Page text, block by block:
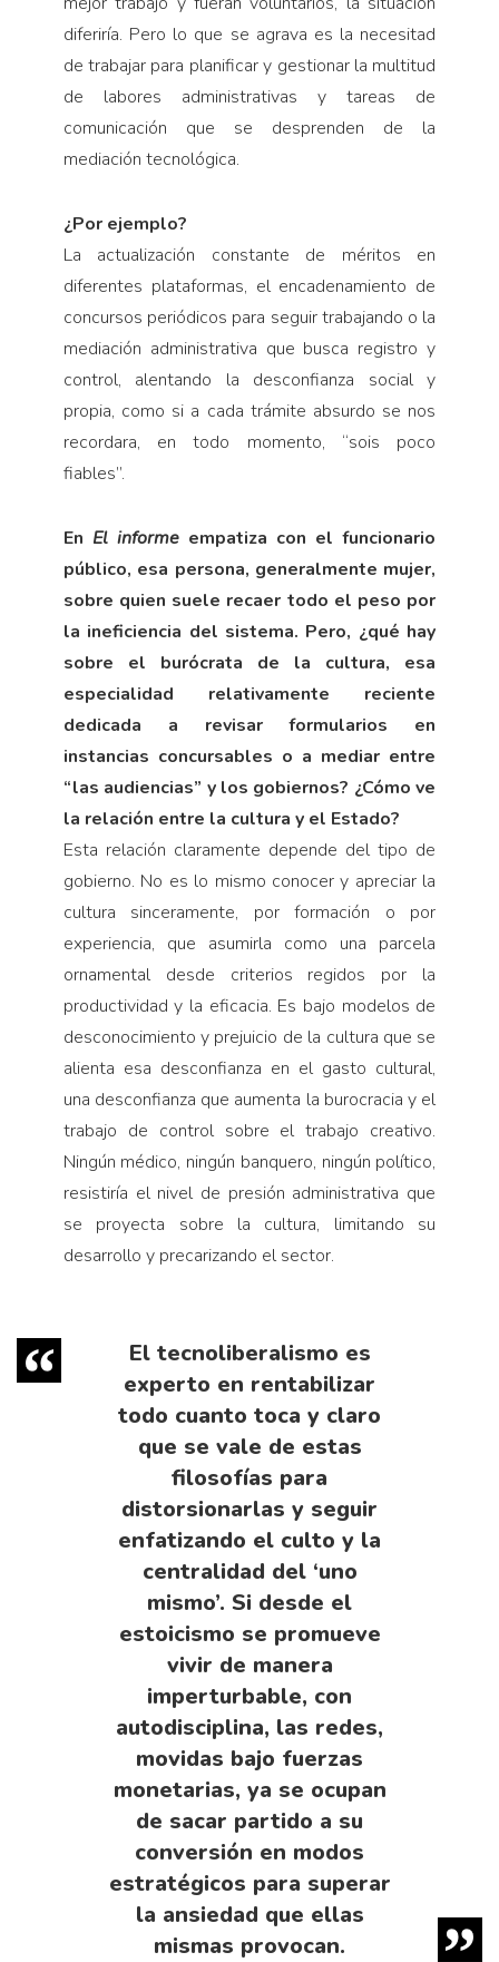
diferiría. Pero lo que se agrava es la necesitad
de trabajar para planificar y gestionar la multitud
de labores administrativas y tareas de
comunicación que se desprenden de la
mediación tecnológica.
¿Por ejemplo?
La actualización constante de méritos en
diferentes plataformas, el encadenamiento de
concursos periódicos para seguir trabajando o la
mediación administrativa que busca registro y
control, alentando la desconfianza social y
propia, como si a cada trámite absurdo se nos
recordara, en todo momento, “sois poco
fiables”.
En El informeempatiza con el funcionario
público, esa persona, generalmente mujer,
sobre quien suele recaer todo el peso por
la ineficiencia del sistema. Pero, ¿qué hay
sobre el burócrata de la cultura, esa
especialidad relativamente reciente
dedicada a revisar formularios en
instancias concursables o a mediar entre
“las audiencias” y los gobiernos? ¿Cómo ve
la relación entre la cultura y el Estado?
Esta relación claramente depende del tipo de
gobierno. No es lo mismo conocer y apreciar la
cultura sinceramente, por formación o por
experiencia, que asumirla como una parcela
ornamental desde criterios regidos por la
productividad y la eficacia. Es bajo modelos de
desconocimiento y prejuicio de la cultura que se
alienta esa desconfianza en el gasto cultural,
una desconfianza que aumenta la burocracia y el
trabajo de control sobre el trabajo creativo.
Ningún médico, ningún banquero, ningún político,
resistiría el nivel de presión administrativa que
se proyecta sobre la cultura, limitando su
desarrollo y precarizando el sector.
El tecnoliberalismo es
experto en rentabilizar
todo cuanto toca y claro
que se vale de estas
filosofías para
distorsionarlas y seguir
enfatizando el culto y la
centralidad del ‘uno
mismo’. Si desde el
estoicismo se promueve
vivir de manera
imperturbable, con
autodisciplina, las redes,
movidas bajo fuerzas
monetarias, ya se ocupan
de sacar partido a su
conversión en modos
estratégicos para superar
la ansiedad que ellas
mismas provocan.